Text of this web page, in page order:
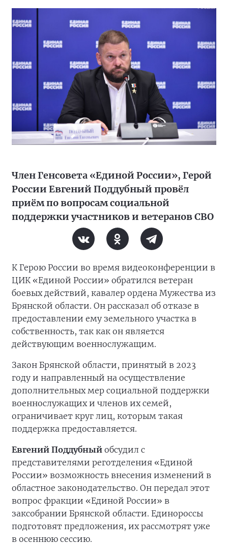
Член Генсовета «Единой России», Герой
России Евгений Поддубный провёл
приём по вопросам социальной
поддержки участников и ветеранов СВО
К Герою России во время видеоконференции в
ЦИК «Единой России» обратился ветеран
боевых действий, кавалер ордена Мужества из
Брянской области. Он рассказал об отказе в
предоставлении ему земельного участка в
собственность, так как он является
действующим военнослужащим.
Закон Брянской области, принятый в 2023
году и направленный на осуществление
дополнительных мер социальной поддержки
военнослужащих и членов их семей,
ограничивает круг лиц, которым такая
поддержка предоставляется.
Евгений Поддубный обсудил с
представителями реготделения «Единой
России» возможность внесения изменений в
областное законодательство. Он передал этот
вопрос фракции «Единой России» в
заксобрании Брянской области. Единороссы
подготовят предложения, их рассмотрят уже
в осеннюю сессию.